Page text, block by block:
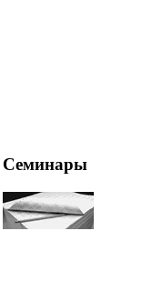
Семинары